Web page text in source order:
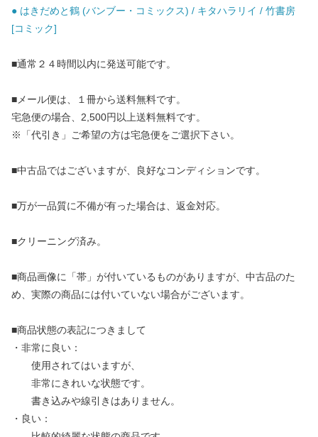
● はきだめと鶴 (バンブー・コミックス) / キタハラリイ / 竹書房
[コミック]
■通常２４時間以内に発送可能です。
■メール便は、１冊から送料無料です。
宅急便の場合、2,500円以上送料無料です。
※「代引き」ご希望の方は宅急便をご選択下さい。
■中古品ではございますが、良好なコンディションです。
■万が一品質に不備が有った場合は、返金対応。
■クリーニング済み。
■商品画像に「帯」が付いているものがありますが、中古品のた
め、実際の商品には付いていない場合がございます。
■商品状態の表記につきまして
・非常に良い：
使用されてはいますが、
非常にきれいな状態です。
書き込みや線引きはありません。
・良い：